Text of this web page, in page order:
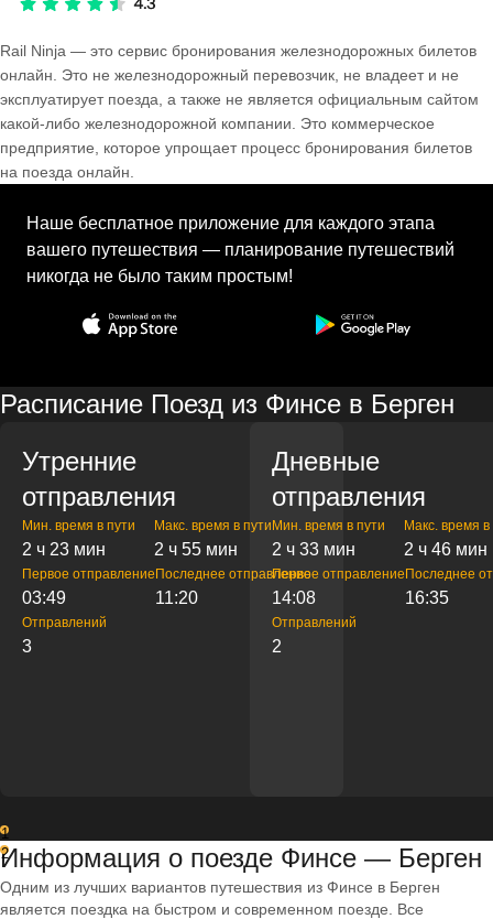
Rail Ninja — это сервис бронирования железнодорожных билетов
онлайн. Это не железнодорожный перевозчик, не владеет и не
эксплуатирует поезда, а также не является официальным сайтом
какой-либо железнодорожной компании. Это коммерческое
предприятие, которое упрощает процесс бронирования билетов
на поезда онлайн.
Наше бесплатное приложение для каждого этапа
вашего путешествия — планирование путешествий
никогда не было таким простым!
Расписание Поезд из Финсе в Берген
Утренние
отправления
Мин. время в пути
2 ч 23 мин
Макс. время в пути
2 ч 55 мин
Первое отправление
03:49
Последнее отправление
11:20
Отправлений
3
Дневные
отправления
Мин. время в пути
2 ч 33 мин
Макс. время в
2 ч 46 мин
Первое отправление
14:08
Последнее
16:35
Отправлений
2
1
2
Информация о поезде Финсе — Берген
Одним из лучших вариантов путешествия из Финсе в Берген
является поездка на быстром и современном поезде. Все